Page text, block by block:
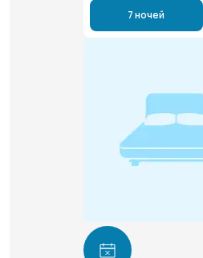
7 ночей